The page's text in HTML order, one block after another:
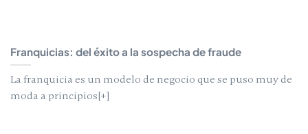
Franquicias: del éxito a la sospecha de fraude
La franquicia es un modelo de negocio que se puso muy de
moda a principios[+]